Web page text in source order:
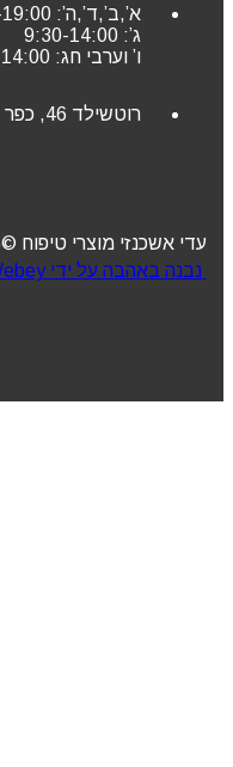
א’,ב’,ד’,ה’: 9:30-19:00
ג’: 9:30-14:00
ו’ וערבי חג: 9:00-14:00
רוטשילד 46, כפר סבא
עדי אשכנזי מוצרי טיפוח ©2025 כל הזכויות שמורות
נבנה באהבה על ידי Omri Salhov & Webey